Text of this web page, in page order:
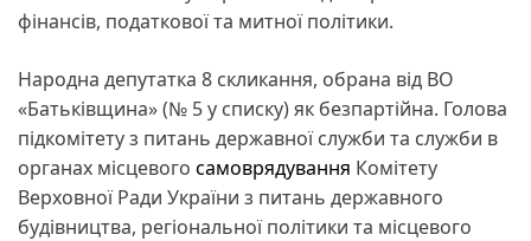
фінансів, податкової та митної політики.
Народна депутатка 8 скликання, обрана від ВО
«Батьківщина» (№ 5 у списку) як безпартійна. Голова
підкомітету з питань державної служби та служби в
органах місцевого самоврядування Комітету
Верховної Ради України з питань державного
будівництва, регіональної політики та місцевого